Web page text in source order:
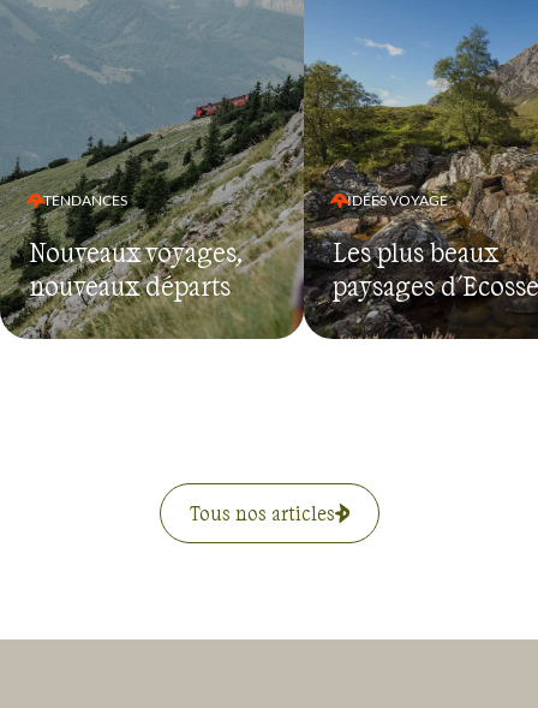
TENDANCES
Nouveaux voyages,
nouveaux départs
IDÉES VOYAGE
Les plus beaux
paysages d'Ecosse
Tous nos articles